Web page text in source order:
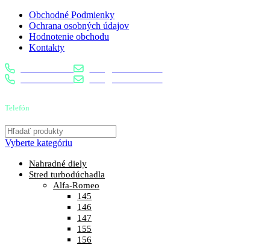
Obchodné Podmienky
Ochrana osobných údajov
Hodnotenie obchodu
Kontakty
0904 400 399
0904 400 399
Telefón
Vyberte kategóriu
Nahradné diely
Stred turbodúchadla
Alfa-Romeo
145
146
147
155
156